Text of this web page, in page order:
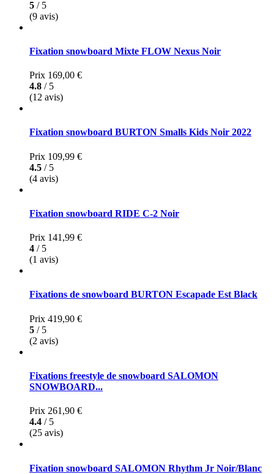
5 / 5
(9 avis)
Fixation snowboard Mixte FLOW Nexus Noir
Prix 169,00 €
4.8 / 5
(12 avis)
Fixation snowboard BURTON Smalls Kids Noir 2022
Prix 109,99 €
4.5 / 5
(4 avis)
Fixation snowboard RIDE C-2 Noir
Prix 141,99 €
4 / 5
(1 avis)
Fixations de snowboard BURTON Escapade Est Black
Prix 419,90 €
5 / 5
(2 avis)
Fixations freestyle de snowboard SALOMON
SNOWBOARD...
Prix 261,90 €
4.4 / 5
(25 avis)
Fixation snowboard SALOMON Rhythm Jr Noir/Blanc